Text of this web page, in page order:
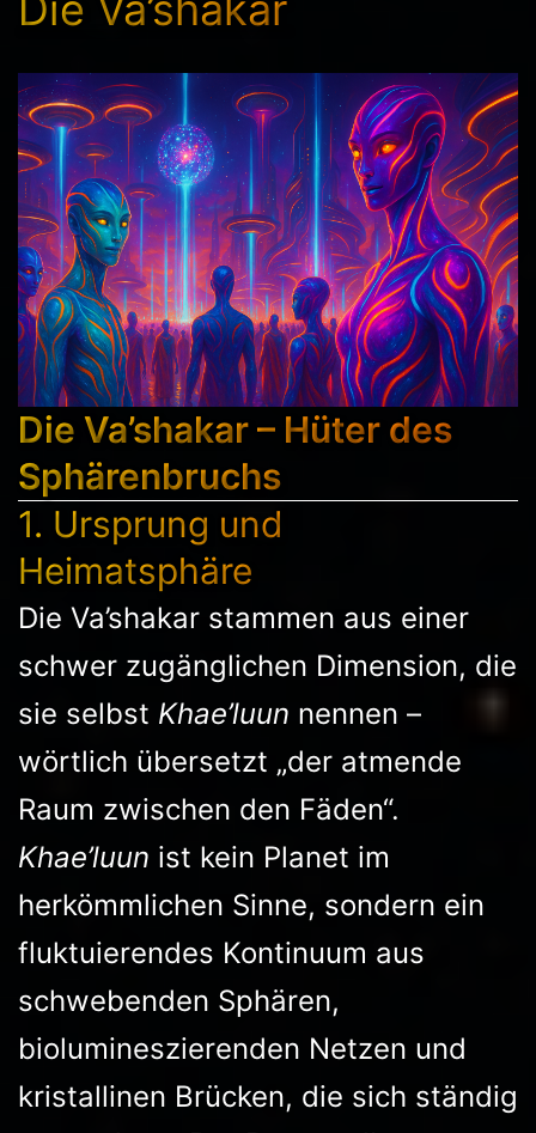
Die Va’shakar – Hüter des
Sphärenbruchs
1. Ursprung und
Heimatsphäre
Die Va’shakar stammen aus einer
schwer zugänglichen Dimension, die
sie selbst Khae’luun nennen –
wörtlich übersetzt „der atmende
Raum zwischen den Fäden“.
Khae’luun ist kein Planet im
herkömmlichen Sinne, sondern ein
fluktuierendes Kontinuum aus
schwebenden Sphären,
biolumineszierenden Netzen und
kristallinen Brücken, die sich ständig